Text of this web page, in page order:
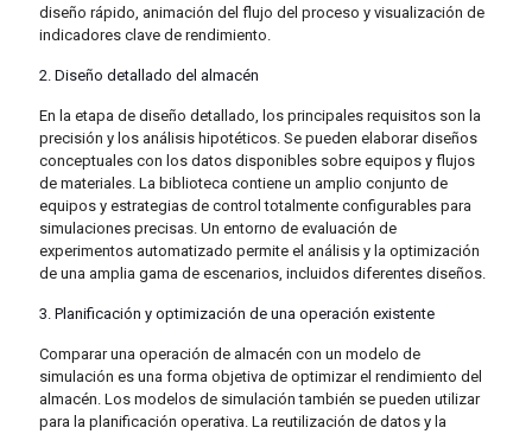
diseño rápido, animación del flujo del proceso y visualización de
indicadores clave de rendimiento.
2. Diseño detallado del almacén
En la etapa de diseño detallado, los principales requisitos son la
precisión y los análisis hipotéticos. Se pueden elaborar diseños
conceptuales con los datos disponibles sobre equipos y flujos
de materiales. La biblioteca contiene un amplio conjunto de
equipos y estrategias de control totalmente configurables para
simulaciones precisas. Un entorno de evaluación de
experimentos automatizado permite el análisis y la optimización
de una amplia gama de escenarios, incluidos diferentes diseños.
3. Planificación y optimización de una operación existente
Comparar una operación de almacén con un modelo de
simulación es una forma objetiva de optimizar el rendimiento del
almacén. Los modelos de simulación también se pueden utilizar
para la planificación operativa. La reutilización de datos y la